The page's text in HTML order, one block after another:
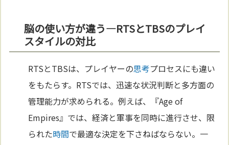
脳の使い方が違う—RTSとTBSのプレイ
スタイルの対比
RTSとTBSは、プレイヤーの思考プロセスにも違い
をもたらす。RTSでは、迅速な状況判断と多方面の
管理能力が求められる。例えば、『Age of
Empires』では、経済と軍事を同時に進行させ、限
られた時間で最適な決定を下さねばならない。一